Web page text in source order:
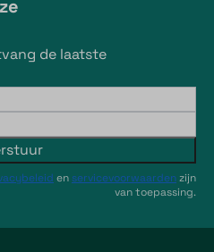
de laatste
en servicevoorwaardenzijn
van toepassing.